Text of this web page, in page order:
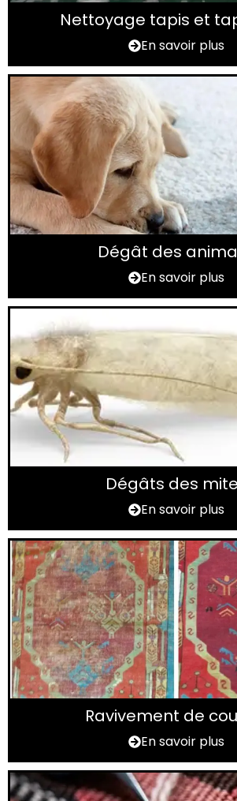
Nettoyage tapis et
En savoir plus
Dégât des
En savoir plus
Dégâts des
En savoir plus
Ravivement de
En savoir plus